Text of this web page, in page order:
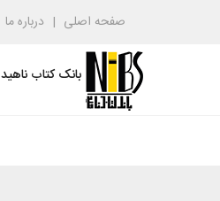
صفحه اصلی درباره ما
بانک کتاب ناهید